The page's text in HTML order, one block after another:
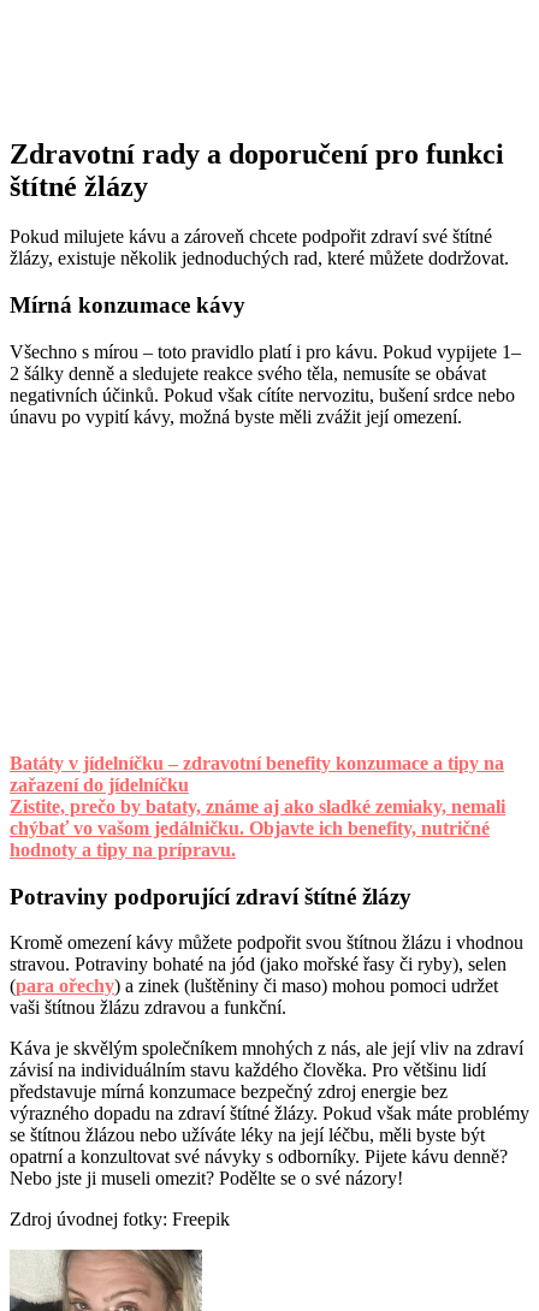
Zdravotní rady a doporučení pro funkci
štítné žlázy
Pokud milujete kávu a zároveň chcete podpořit zdraví své štítné
žlázy, existuje několik jednoduchých rad, které můžete dodržovat.
Mírná konzumace kávy
Všechno s mírou – toto pravidlo platí i pro kávu. Pokud vypijete 1–
2 šálky denně a sledujete reakce svého těla, nemusíte se obávat
negativních účinků. Pokud však cítíte nervozitu, bušení srdce nebo
únavu po vypití kávy, možná byste měli zvážit její omezení.
Batáty v jídelníčku – zdravotní benefity konzumace a tipy na
zařazení do jídelníčku
Zistite, prečo by bataty, známe aj ako sladké zemiaky, nemali
chýbať vo vašom jedálničku. Objavte ich benefity, nutričné
hodnoty a tipy na prípravu.
Potraviny podporující zdraví štítné žlázy
Kromě omezení kávy můžete podpořit svou štítnou žlázu i vhodnou
stravou. Potraviny bohaté na jód (jako mořské řasy či ryby), selen
(para ořechy) a zinek (luštěniny či maso) mohou pomoci udržet
vaši štítnou žlázu zdravou a funkční.
Káva je skvělým společníkem mnohých z nás, ale její vliv na zdraví
závisí na individuálním stavu každého člověka. Pro většinu lidí
představuje mírná konzumace bezpečný zdroj energie bez
výrazného dopadu na zdraví štítné žlázy. Pokud však máte problémy
se štítnou žlázou nebo užíváte léky na její léčbu, měli byste být
opatrní a konzultovat své návyky s odborníky. Pijete kávu denně?
Nebo jste ji museli omezit? Podělte se o své názory!
Zdroj úvodnej fotky: Freepik